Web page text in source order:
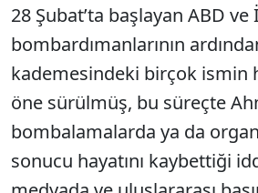
28 Şubat’ta başlayan ABD ve
bombardımanlarının
kademesindeki birçok ismin
öne sürülmüş, bu süreçte
bombalamalarda ya da
sonucu hayatını kaybettiği